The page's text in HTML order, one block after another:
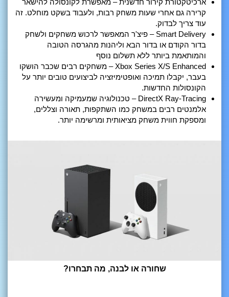
ארכיטקטורת קירור חדשנית – מאפשרת לקונסולה להישאר
קרירה גם אחרי שעות משחק רבות, ולעבוד בשקט מוחלט. זה
עוד צריך לבדוק.
Smart Delivery – פיצ'ר המאפשר לרכוש משחקים ולשחק
בדור הקודם או בדור הבא וליהנות מהגרסה הטובה
והמותאמת ביותר ללא תשלום נוסף
Xbox Series X/S Enhanced – משחקים רבים שכבר הושקו
בעבר, יקבלו תמיכה ואופטימיזציה לביצועים טובים יותר על
הקונסולות החדשות.
DirectX Ray-Tracing – טכנולוגיה שמעמיקה ומעשירה
אלמנטים רבים במשחק כמו השתקפות, תאורה וצללים,
ומספקת חווית משחק מציאותית ומרשימה יותר.
שחורה או לבנה, מה תבחרו?